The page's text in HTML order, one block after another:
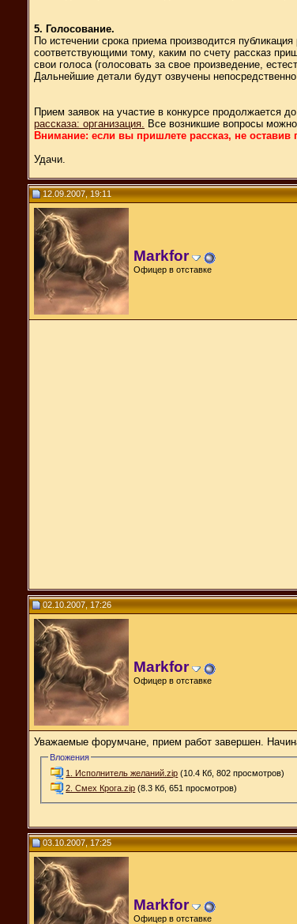
5. Голосование.
По истечении срока приема производится
соответствующими тому, каким по счету рассказ
свои голоса (голосовать за свое произведение,
Дальнейшие детали будут озвучены
Прием заявок на участие в конкурсе продолжается до
рассказа: организация.
Все возникшие вопросы
Внимание: если вы пришлете рассказ, не оставив
Удачи.
12.09.2007, 19:11
Markfor
Офицер в отставке
02.10.2007, 17:26
Markfor
Офицер в отставке
Уважаемые форумчане, прием работ завершен.
Вложения
1. Исполнитель желаний.zip (10.4 Кб, 802 просмотров)
2. Смех Крога.zip (8.3 Кб, 651 просмотров)
03.10.2007, 17:25
Markfor
Офицер в отставке